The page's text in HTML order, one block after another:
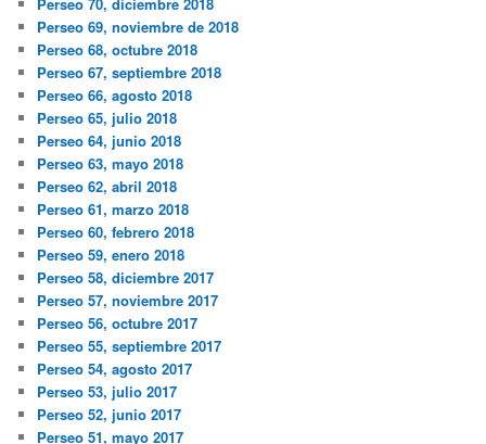
Perseo 70, diciembre 2018
Perseo 69, noviembre de 2018
Perseo 68, octubre 2018
Perseo 67, septiembre 2018
Perseo 66, agosto 2018
Perseo 65, julio 2018
Perseo 64, junio 2018
Perseo 63, mayo 2018
Perseo 62, abril 2018
Perseo 61, marzo 2018
Perseo 60, febrero 2018
Perseo 59, enero 2018
Perseo 58, diciembre 2017
Perseo 57, noviembre 2017
Perseo 56, octubre 2017
Perseo 55, septiembre 2017
Perseo 54, agosto 2017
Perseo 53, julio 2017
Perseo 52, junio 2017
Perseo 51, mayo 2017